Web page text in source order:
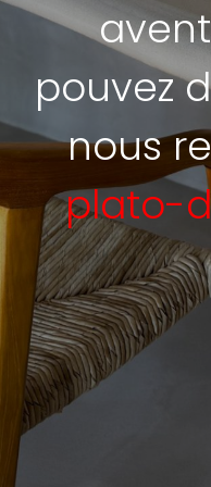
pouvez
nous
plato-